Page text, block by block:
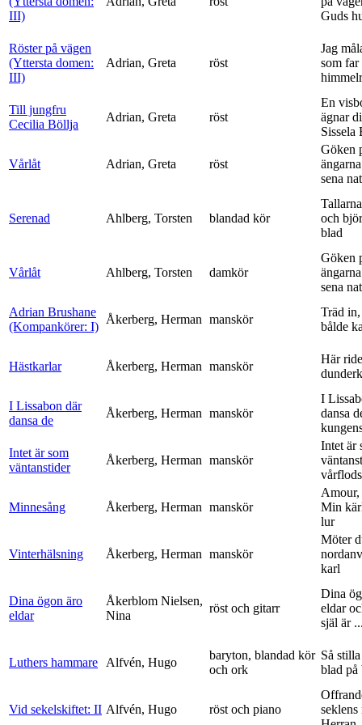
III)
Guds
Röster på vägen
(Yttersta domen:
III)
Adrian, Greta röst
Jag
som
Till jungfru
Cecilia Böllja
Adrian, Greta röst
En
ägnar
Sissela
Vårlåt Adrian, Greta röst
Göken
sena
Serenad Ahlberg, Torsten blandad kör
och
blad
Vårlåt Ahlberg, Torsten damkör
Göken
sena
Adrian Brushane
(Kompankörer: I)
Åkerberg, Herman manskör
Träd
bålde
Hästkarlar Åkerberg, Herman manskör
Här
I Lissabon där
dansa de
Åkerberg, Herman manskör
I
dansa
Intet är som
väntanstider
Åkerberg, Herman manskör
Intet är
Minnesång Åkerberg, Herman manskör
Min
lur
Vinterhälsning Åkerberg, Herman manskör
Möter
karl
Dina ögon äro
eldar
Åkerblom Nielsen,
Nina
röst och gitarr
Dina
eldar
själ är
Luthers hammare Alfvén, Hugo
baryton, blandad kör
och ork
Så
blad på
Vid sekelskiftet: II Alfvén, Hugo röst och piano